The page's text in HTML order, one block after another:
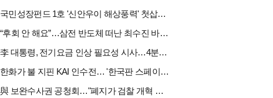
국민성장펀드 1호 '신안우이 해상풍력' 첫삽…바람소득 시동[하반기 에너지②]
“후회 안 해요”…삼전 반도체 떠난 최수진 바텐더의 ‘피어오름’[피플]
李 대통령, 전기요금 인상 필요성 시사…4분기엔 오를까
한화가 불 지핀 KAI 인수전… '한국판 스페이스X' 탄생 촉각[다시 나는 K방산③]
與 보완수사권 공청회…"폐지가 검찰 개혁 아냐" vs "보완수사권은 전면 재수사권"(종합)